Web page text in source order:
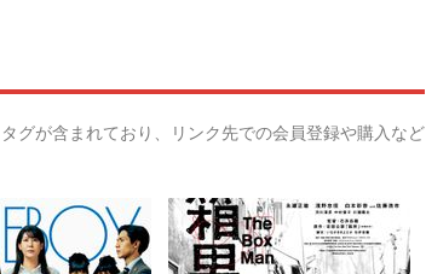
グが含まれており、リンク先での会員登録や購入など